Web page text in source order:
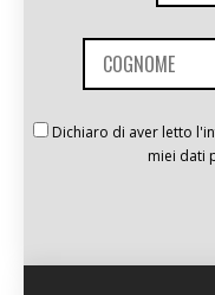
Dichiaro di aver letto
miei dati